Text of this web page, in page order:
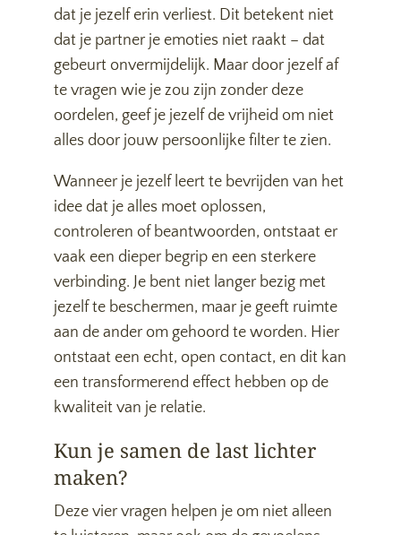
dat je jezelf erin verliest. Dit betekent niet
dat je partner je emoties niet raakt – dat
gebeurt onvermijdelijk. Maar door jezelf af
te vragen wie je zou zijn zonder deze
oordelen, geef je jezelf de vrijheid om niet
alles door jouw persoonlijke filter te zien.
Wanneer je jezelf leert te bevrijden van het
idee dat je alles moet oplossen,
controleren of beantwoorden, ontstaat er
vaak een dieper begrip en een sterkere
verbinding. Je bent niet langer bezig met
jezelf te beschermen, maar je geeft ruimte
aan de ander om gehoord te worden. Hier
ontstaat een echt, open contact, en dit kan
een transformerend effect hebben op de
kwaliteit van je relatie.
Kun je samen de last lichter
maken?
Deze vier vragen helpen je om niet alleen